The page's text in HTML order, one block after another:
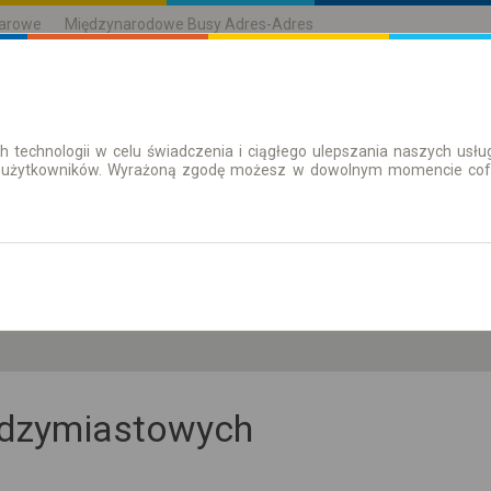
Międzynarodowe Busy Adres-Adres
| Bilety Bilety okresowe
technologii w celu świadczenia i ciągłego ulepszania naszych
Wyrażoną zgodę możesz w dowolnym momencie